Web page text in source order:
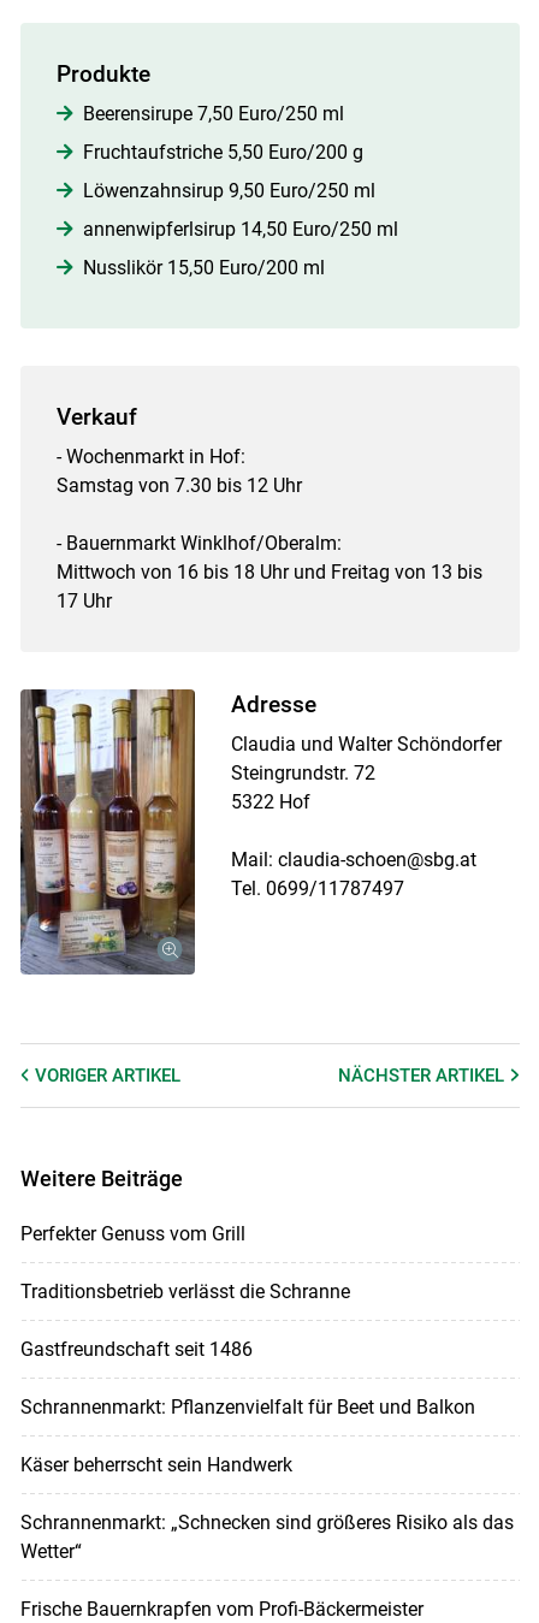
Produkte
Beerensirupe 7,50 Euro/250 ml
Fruchtaufstriche 5,50 Euro/200 g
Löwenzahnsirup 9,50 Euro/250 ml
annenwipferlsirup 14,50 Euro/250 ml
​​​​​​​ Nusslikör 15,50 Euro/200 ml
Verkauf
- Wochenmarkt in Hof:
Samstag von 7.30 bis 12 Uhr
- Bauernmarkt Winklhof/Oberalm:
Mittwoch von 16 bis 18 Uhr und Freitag von 13 bis
17 Uhr
Adresse
Claudia und Walter Schöndorfer
Steingrundstr. 72
5322 Hof
Mail: claudia-schoen@sbg.at
Tel. 0699/11787497
VORIGER ARTIKEL NÄCHSTERARTIKEL
Weitere Beiträge
Perfekter Genuss vom Grill
Traditionsbetrieb verlässt die Schranne
Gastfreundschaft seit 1486
Schrannenmarkt: Pflanzenvielfalt für Beet und Balkon
Käser beherrscht sein Handwerk
Schrannenmarkt: „Schnecken sind größeres Risiko als das
Wetter“
Frische Bauernkrapfen vom Profi-Bäckermeister